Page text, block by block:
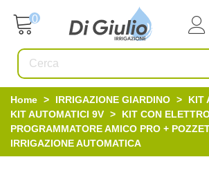
0
Home > IRRIGAZIONE GIARDINO > KIT
KIT AUTOMATICI 9V >
KIT CON
PROGRAMMATORE AMICO PRO +
IRRIGAZIONE AUTOMATICA